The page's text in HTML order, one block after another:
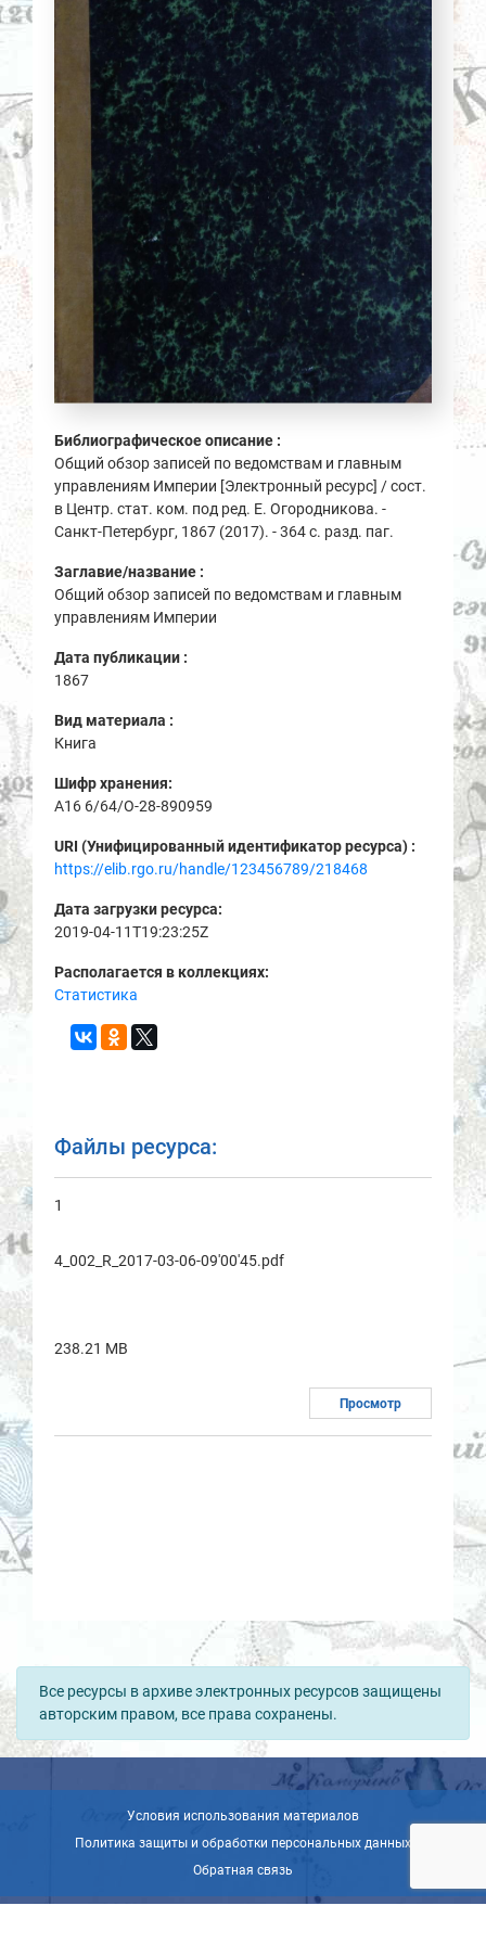
Библиографическое описание :
Общий обзор записей по ведомствам и главным
управлениям Империи [Электронный ресурс] / сост.
в Центр. стат. ком. под ред. Е. Огородникова. -
Санкт-Петербург, 1867 (2017). - 364 с. разд. паг.
Заглавие/название :
Общий обзор записей по ведомствам и главным
управлениям Империи
Дата публикации :
1867
Вид материала :
Книга
Шифр хранения:
A16 6/64/О-28-890959
URI (Унифицированный идентификатор ресурса) :
https://elib.rgo.ru/handle/123456789/218468
Дата загрузки ресурса:
2019-04-11T19:23:25Z
Располагается в коллекциях:
Статистика
Файлы ресурса:
1
4_002_R_2017-03-06-09'00'45.pdf
238.21 MB
Просмотр
Все ресурсы в архиве электронных ресурсов защищены
авторским правом, все права сохранены.
Условия использования материалов
Политика защиты и обработки персональных данных
Обратная связь